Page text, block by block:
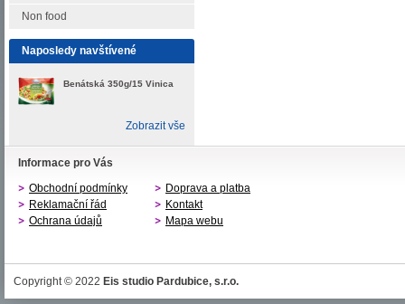
Non food
Naposledy navštívené
Benátská 350g/15 Vinica
Zobrazit vše
Informace pro Vás
Obchodní podmínky
Reklamační řád
Ochrana údajů
Doprava a platba
Kontakt
Mapa webu
Copyright © 2022 Eis studio Pardubice, s.r.o.